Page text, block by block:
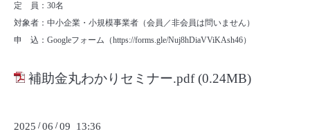
定 員： 30名
対象者：中小企業・小規模事業者（会員／非会員は問いません）
申 込： Googleフォーム（https://forms.gle/Nuj8hDiaVViKAsh46）
補助金丸わかりセミナー.pdf(0.24MB)
2025 /06 /09 13:36